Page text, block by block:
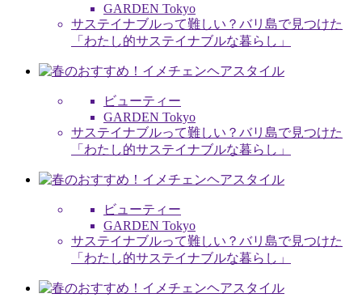
GARDEN Tokyo
サステイナブルって難しい？バリ島で見つけた
「わたし的サステイナブルな暮らし」
ビューティー
GARDEN Tokyo
サステイナブルって難しい？バリ島で見つけた
「わたし的サステイナブルな暮らし」
ビューティー
GARDEN Tokyo
サステイナブルって難しい？バリ島で見つけた
「わたし的サステイナブルな暮らし」